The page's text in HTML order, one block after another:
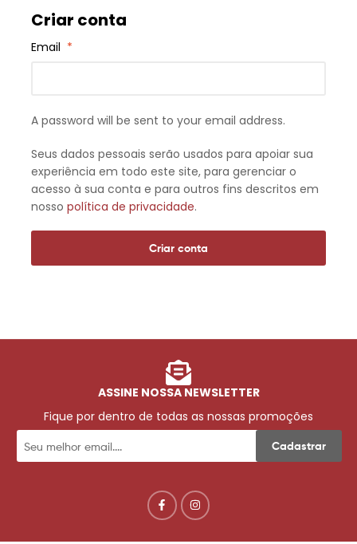
Criar conta
Email *
A password will be sent to your email address.
Seus dados pessoais serão usados ​​para apoiar sua
experiência em todo este site, para gerenciar o
acesso à sua conta e para outros fins descritos em
nosso política de privacidade.
Criar conta
ASSINE NOSSA NEWSLETTER
Fique por dentro de todas as nossas promoções
Cadastrar